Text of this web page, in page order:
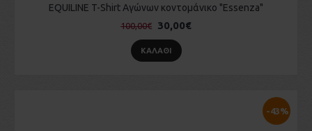
EQUILINE T-Shirt Αγώνων κοντομάνικο "Essenza"
100,00€ 30,00€
ΚΑΛΆΘΙ
-43%